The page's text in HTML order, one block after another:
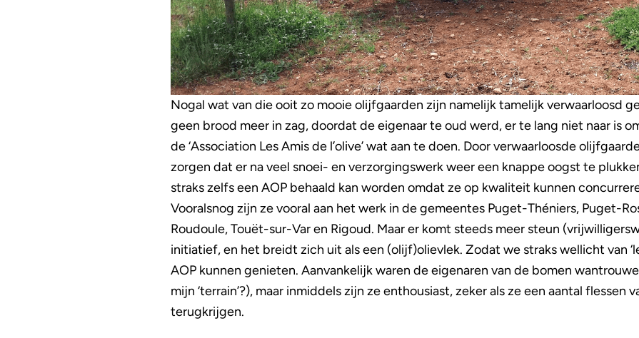
Nogal wat van die ooit zo mooie olijfgaarden zijn namelijk tamelijk verwaarloosd
geen brood meer in zag, doordat de eigenaar te oud werd, er te lang niet naar is
de ‘Association Les Amis de l’olive’ wat aan te doen. Door verwaarloosde
zorgen dat er na veel snoei- en verzorgingswerk weer een knappe oogst te
straks zelfs een AOP behaald kan worden omdat ze op kwaliteit kunnen
Vooralsnog zijn ze vooral aan het werk in de gemeentes Puget-Théniers, Puget-
Roudoule, Touët-sur-Var en Rigoud. Maar er komt steeds meer steun
initiatief, en het breidt zich uit als een (olijf)olievlek. Zodat we straks wellicht van
AOP kunnen genieten. Aanvankelijk waren de eigenaren van de bomen
mijn ‘terrain’?), maar inmiddels zijn ze enthousiast, zeker als ze een aantal flessen
terugkrijgen.